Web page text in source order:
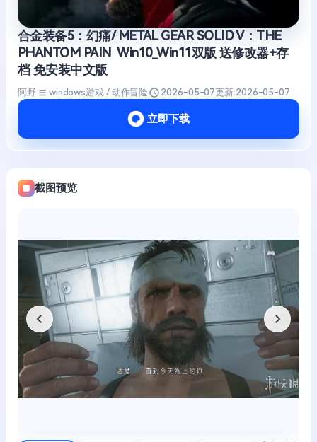
合金装备5：幻痛/ METAL GEAR SOLID V：THE
PHANTOM PAIN Win10_Win11双版 送修改器+存
档 免安装中文版
阿野 windows游戏 / 动作冒险 2026-05-07更新:2026-05-07
立即下载
截图预览